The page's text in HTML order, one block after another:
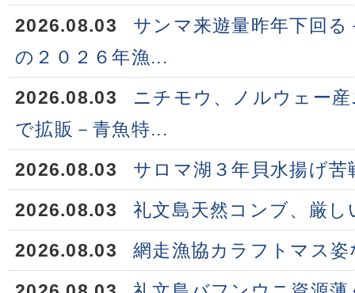
2026.08.03
サンマ来遊量昨年下回
の２０２６年漁...
2026.08.03
ニチモウ、ノルウェー
で拡販－青魚特...
2026.08.03
サロマ湖３年貝水揚げ苦
2026.08.03
礼文島天然コンブ、厳し
2026.08.03
網走漁協カラフトマス